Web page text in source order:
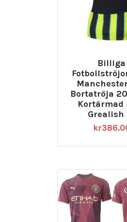
Billiga
Bortatröja
Kortärmad
Grealish
kr